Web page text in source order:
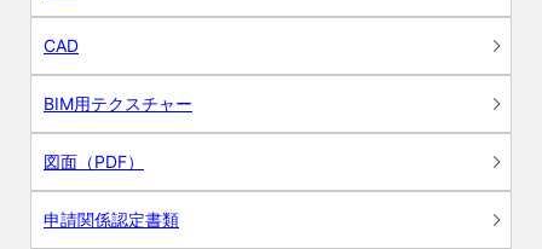
CAD
BIM用テクスチャー
図面（PDF）
申請関係認定書類